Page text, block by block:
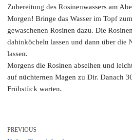
Zubereitung des Rosinenwassers am
Morgen! Bringe das Wasser im Topf
gewaschenen Rosinen dazu. Die
dahinköcheln lassen und dann über die
lassen.
Morgens die Rosinen abseihen und
auf nüchternen Magen zu Dir. Danach
Frühstück warten.
PREVIOUS